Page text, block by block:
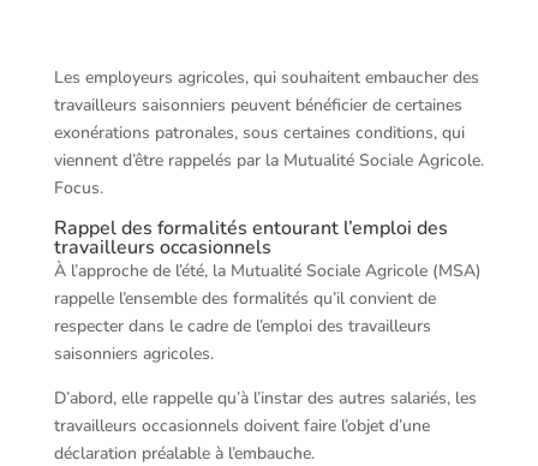
Les employeurs agricoles, qui souhaitent embaucher des
travailleurs saisonniers peuvent bénéficier de certaines
exonérations patronales, sous certaines conditions, qui
viennent d’être rappelés par la Mutualité Sociale Agricole.
Focus.
Rappel des formalités entourant l’emploi des
travailleurs occasionnels
À l’approche de l’été, la Mutualité Sociale Agricole (MSA)
rappelle l’ensemble des formalités qu’il convient de
respecter dans le cadre de l’emploi des travailleurs
saisonniers agricoles.
D’abord, elle rappelle qu’à l’instar des autres salariés, les
travailleurs occasionnels doivent faire l’objet d’une
déclaration préalable à l’embauche.